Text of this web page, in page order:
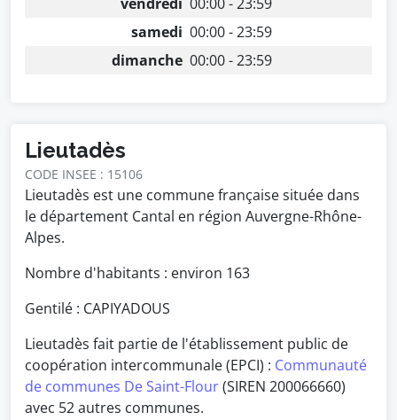
samedi 00:00 - 23:59
dimanche 00:00 - 23:59
Lieutadès
CODE INSEE : 15106
Lieutadès est une commune française située dans
le département Cantal en région Auvergne-Rhône-
Alpes.
Nombre d'habitants : environ 163
Gentilé : CAPIYADOUS
Lieutadès fait partie de l'établissement public de
coopération intercommunale (EPCI) : Communauté
de communes De Saint-Flour(SIREN 200066660)
avec 52 autres communes.